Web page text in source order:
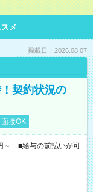
メ
掲載日：2026.08.07
契約状況の
接OK
～ ■給与の前払いが可